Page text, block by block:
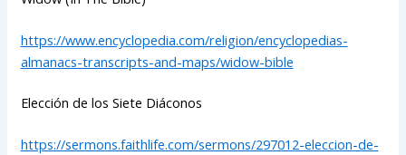
https://www.encyclopedia.com/religion/encyclopedias-
almanacs-transcripts-and-maps/widow-bible
Elección de los Siete Diáconos
https://sermons.faithlife.com/sermons/297012-eleccion-de-